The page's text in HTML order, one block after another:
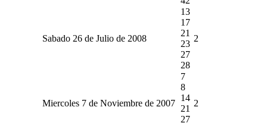
Sabado 26 de Julio de 2008
13
17
21
23
27
28
2
Miercoles 7 de Noviembre de 2007
7
8
14
21
27
2